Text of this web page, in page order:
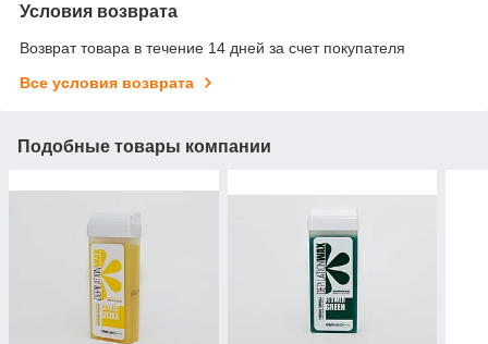
Условия возврата
Возврат товара в течение 14 дней за счет покупателя
Все условия возврата
Подобные товары компании